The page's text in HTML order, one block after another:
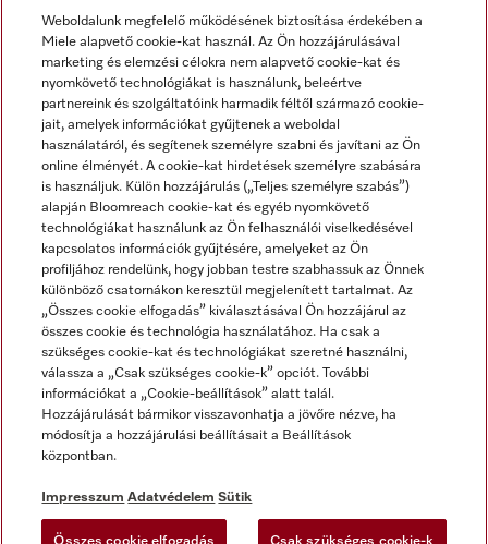
Hírlevél
Impresszum
ÁSZF
Adatvédelem
Felhasználási feltételek
Akadálymentességi Nyilatkozat
Digitális Szolgáltatásokról szóló törvény
Miele a YouTube-on
Miele a Facebookon
Miele az Instagramon
Weboldalunk megfelelő működésének biztosítása érdekében a
Miele alapvető cookie-kat használ. Az Ön hozzájárulásával
marketing és elemzési célokra nem alapvető cookie-kat és
nyomkövető technológiákat is használunk, beleértve
partnereink és szolgáltatóink harmadik féltől származó cookie-
jait, amelyek információkat gyűjtenek a weboldal
használatáról, és segítenek személyre szabni és javítani az Ön
online élményét. A cookie-kat hirdetések személyre szabására
is használjuk. Külön hozzájárulás („Teljes személyre szabás”)
alapján Bloomreach cookie-kat és egyéb nyomkövető
technológiákat használunk az Ön felhasználói viselkedésével
kapcsolatos információk gyűjtésére, amelyeket az Ön
profiljához rendelünk, hogy jobban testre szabhassuk az Önnek
különböző csatornákon keresztül megjelenített tartalmat. Az
„Összes cookie elfogadás” kiválasztásával Ön hozzájárul az
összes cookie és technológia használatához. Ha csak a
szükséges cookie-kat és technológiákat szeretné használni,
válassza a „Csak szükséges cookie-k” opciót. További
információkat a „Cookie-beállítások” alatt talál.
Hozzájárulását bármikor visszavonhatja a jövőre nézve, ha
módosítja a hozzájárulási beállításait a Beállítások
központban.
Impresszum Adatvédelem Sütik